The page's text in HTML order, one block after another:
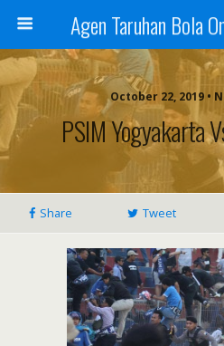
Agen Taruhan Bola
October 22, 2019 •
PSIM Yogyakarta
Share Tweet